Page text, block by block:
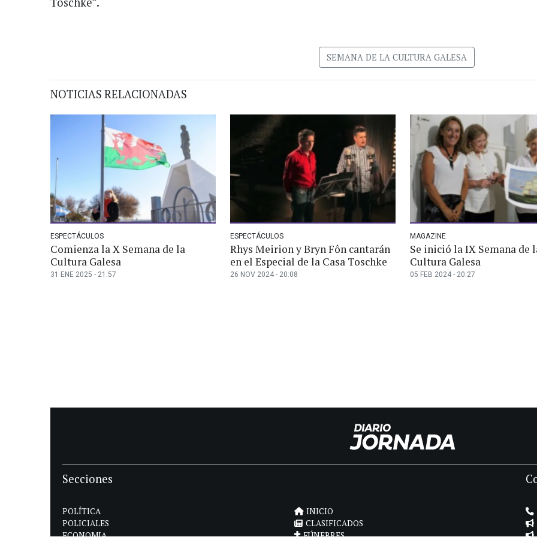
SEMANA DE LA CULTURA GALESA
NOTICIAS RELACIONADAS
ESPECTÁCULOS
Comienza la X Semana de la
Cultura Galesa
31 ENE 2025 - 21:57
ESPECTÁCULOS
Rhys Meirion y Bryn Fôn cantarán
en el Especial de la Casa Toschke
26 NOV 2024 - 20:08
MAGAZINE
Se inició la IX Semana de
Cultura Galesa
05 FEB 2024 - 20:27
Secciones
POLÍTICA
POLICIALES
INICIO
CLASIFICADOS